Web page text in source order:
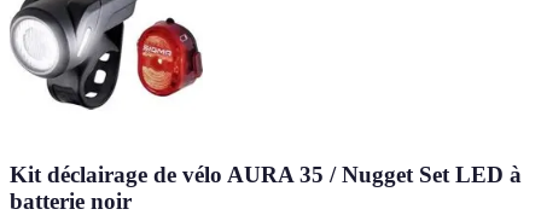
Kit déclairage de vélo AURA 35 / Nugget Set LED à
batterie noir